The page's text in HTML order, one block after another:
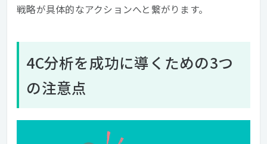
戦略が具体的なアクションへと繋がります。
4C分析を成功に導くための3つ
の注意点